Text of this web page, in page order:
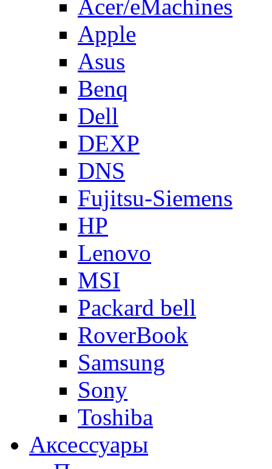
Acer/eMachines
Apple
Asus
Benq
Dell
DEXP
DNS
Fujitsu-Siemens
HP
Lenovo
MSI
Packard bell
RoverBook
Samsung
Sony
Toshiba
Аксессуары